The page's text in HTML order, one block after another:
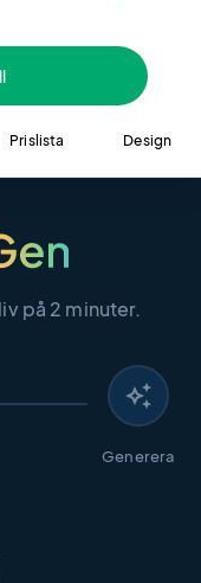
Prislista Design
på 2 minuter.
auto_awesome
Generera